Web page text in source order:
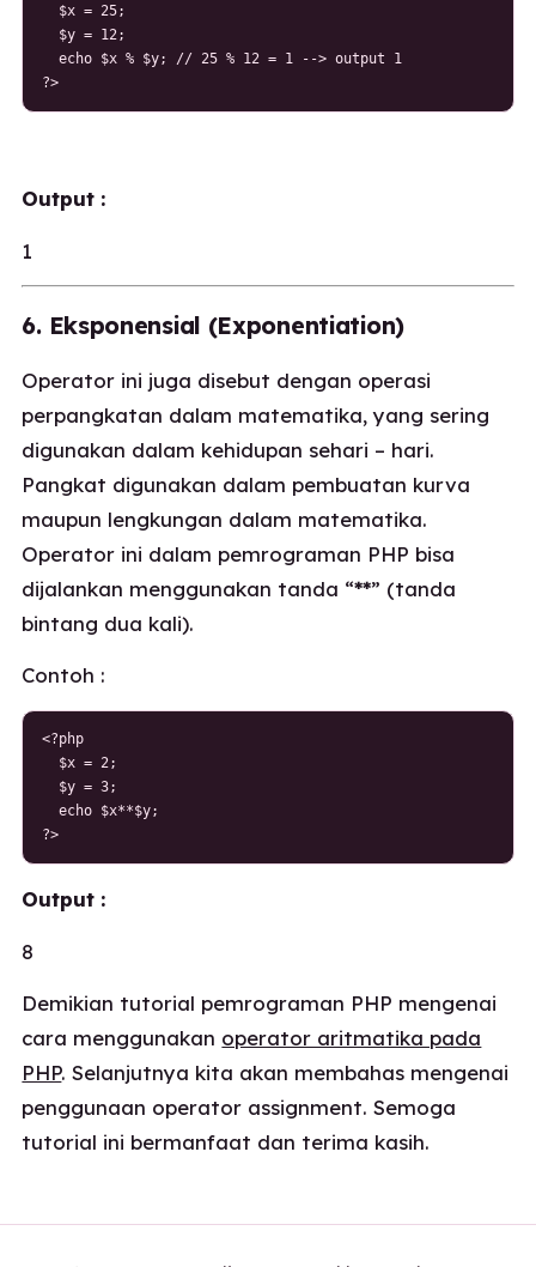
  $x = 25;
  $y = 12;
  echo $x % $y; // 25 % 12 = 1 --> output 1
?>
Output :
1
6. Eksponensial (Exponentiation)
Operator ini juga disebut dengan operasi
perpangkatan dalam matematika, yang sering
digunakan dalam kehidupan sehari – hari.
Pangkat digunakan dalam pembuatan kurva
maupun lengkungan dalam matematika.
Operator ini dalam pemrograman PHP bisa
dijalankan menggunakan tanda “**” (tanda
bintang dua kali).
Contoh :
<?php
  $x = 2;
  $y = 3;
  echo $x**$y;
?>
Output :
8
Demikian tutorial pemrograman PHP mengenai
cara menggunakan operator aritmatika pada
PHP. Selanjutnya kita akan membahas mengenai
penggunaan operator assignment. Semoga
tutorial ini bermanfaat dan terima kasih.